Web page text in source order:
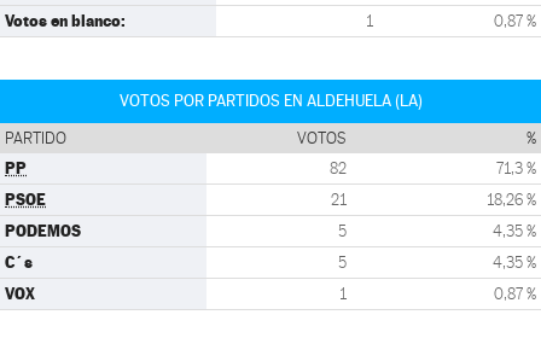
Votos en blanco: 1 0,87 %
VOTOS POR PARTIDOS EN ALDEHUELA (LA)
PARTIDO VOTOS %
PP 82 71,3 %
PSOE 21 18,26 %
PODEMOS 5 4,35 %
C´s 5 4,35 %
VOX 1 0,87 %